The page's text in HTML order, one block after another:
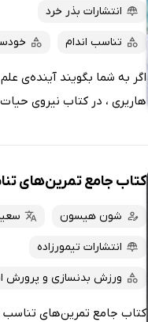
انتشارات بذر خرد
تناسب اندام
اگر به شما بگویند آینده‌ی
هاریری ، در کتاب نیروی
کتاب جامع تمرین‌های
شون هیسون
انتشارات تیمورزاده
ورزش بدنسازی و پرورش
کتاب جامع تمرین‌های